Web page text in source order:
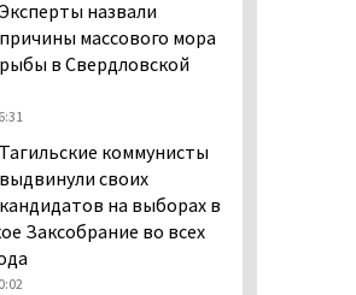
Прокуратура
Нижнего Тагила
НТ» из-за
холодной воды
Двое детей пострадали
при сходе трамвая с
Эксперты назвали
причины массового мора
рыбы в Свердловской
Тагильские коммунисты
выдвинули своих
кандидатов на выборах в
Заксобрание во всех